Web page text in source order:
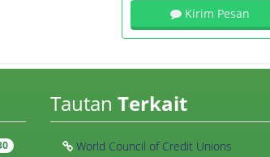
7 April 2026 jam 14:27
Mna nmr yg bisa d hubungi
pinjaman koperasi?
Kirim Pesan
Tautan Terkait
World Council of Credit Unions